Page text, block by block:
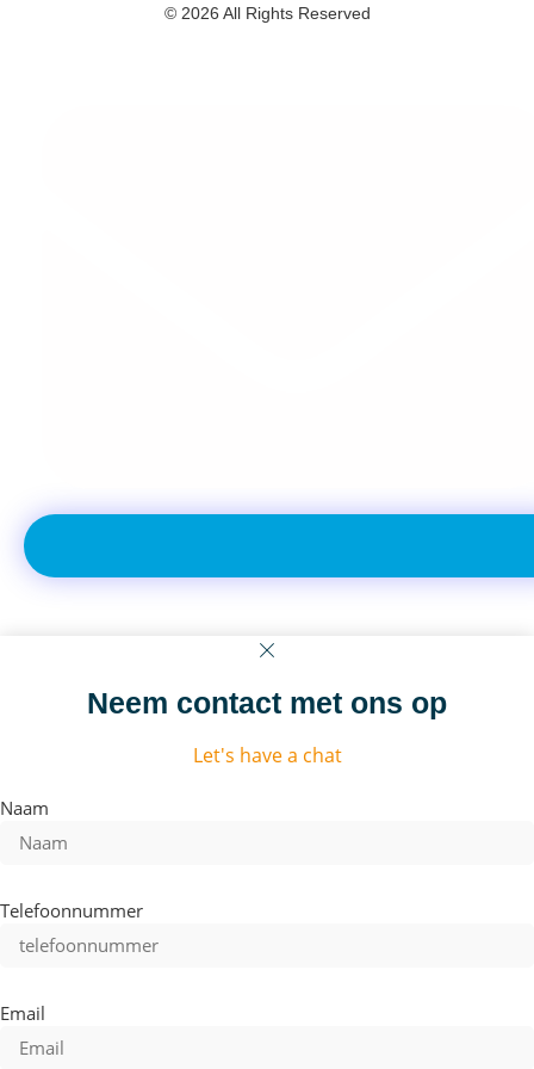
© 2026 All Rights Reserved
Neem contact met ons op
Let's have a chat
Naam
Telefoonnummer
Email